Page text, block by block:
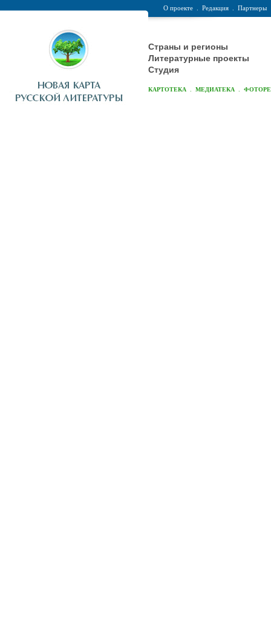
О проекте Редакция Партнеры
Страны и регионы
Литературные проекты
Студия
КАРТОТЕКА МЕДИАТЕКА